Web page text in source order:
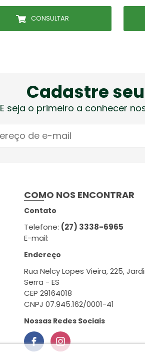
CONSULTAR
Cadastre
E seja o primeiro a conhecer
COMO NOS ENCONTRAR
Contato
Telefone: (27) 3338-6965
E-mail:
Endereço
Rua Nelcy Lopes Vieira, 225,
Serra - ES
CEP 29164018
CNPJ 07.945.162/0001-41
Nossas Redes Sociais